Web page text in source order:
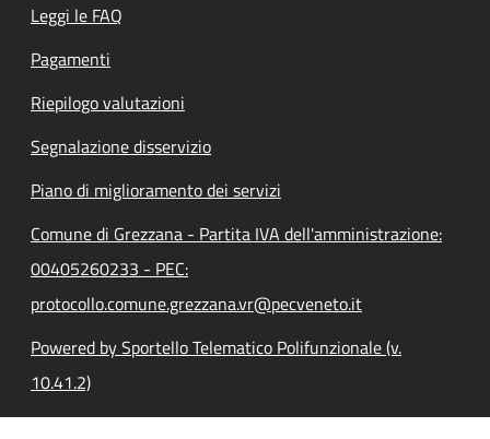
Leggi le FAQ
Pagamenti
Riepilogo valutazioni
Segnalazione disservizio
Piano di miglioramento dei servizi
Comune di Grezzana - Partita IVA dell'amministrazione:
00405260233 - PEC:
protocollo.comune.grezzana.vr@pecveneto.it
Powered by Sportello Telematico Polifunzionale (v.
10.41.2)